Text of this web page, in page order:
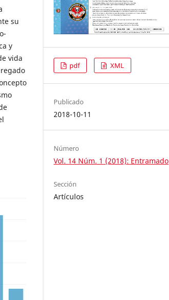
su
y
vida
pdf XML
Publicado
2018-10-11
Número
Vol. 14 Núm. 1 (2018): Entramado
Sección
Artículos